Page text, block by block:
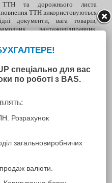
ТТН та дорожнього листа
ТТН використовуються
документи, вага товарів,
вантажовідправник,
всі можливі коефіцієнти.
засоби, причепи та водіїв.
заповнити документ. Жодних